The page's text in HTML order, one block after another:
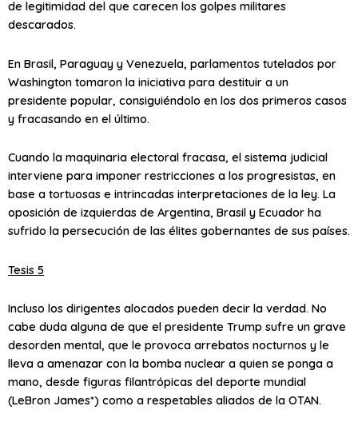
de legitimidad del que carecen los golpes militares
descarados.
En Brasil, Paraguay y Venezuela, parlamentos tutelados por
Washington tomaron la iniciativa para destituir a un
presidente popular, consiguiéndolo en los dos primeros casos
y fracasando en el último.
Cuando la maquinaria electoral fracasa, el sistema judicial
interviene para imponer restricciones a los progresistas, en
base a tortuosas e intrincadas interpretaciones de la ley. La
oposición de izquierdas de Argentina, Brasil y Ecuador ha
sufrido la persecución de las élites gobernantes de sus países.
Tesis 5
Incluso los dirigentes alocados pueden decir la verdad. No
cabe duda alguna de que el presidente Trump sufre un grave
desorden mental, que le provoca arrebatos nocturnos y le
lleva a amenazar con la bomba nuclear a quien se ponga a
mano, desde figuras filantrópicas del deporte mundial
(LeBron James*) como a respetables aliados de la OTAN.